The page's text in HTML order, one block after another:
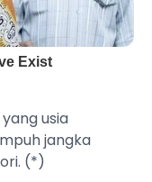
usia
jangka
(*)